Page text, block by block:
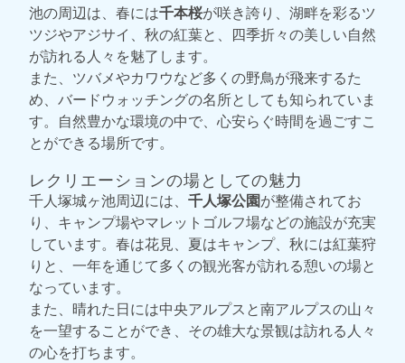
池の周辺は、春には千本桜が咲き誇り、湖畔を彩るツ
ツジやアジサイ、秋の紅葉と、四季折々の美しい自然
が訪れる人々を魅了します。
また、ツバメやカワウなど多くの野鳥が飛来するた
め、バードウォッチングの名所としても知られていま
す。自然豊かな環境の中で、心安らぐ時間を過ごすこ
とができる場所です。
レクリエーションの場としての魅力
千人塚城ヶ池周辺には、 千人塚公園が整備されてお
り、キャンプ場やマレットゴルフ場などの施設が充実
しています。春は花見、夏はキャンプ、秋には紅葉狩
りと、一年を通じて多くの観光客が訪れる憩いの場と
なっています。
また、晴れた日には中央アルプスと南アルプスの山々
を一望することができ、その雄大な景観は訪れる人々
の心を打ちます。